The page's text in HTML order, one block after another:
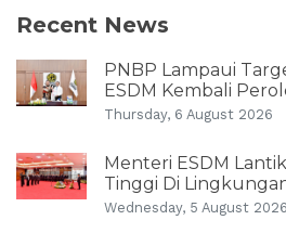
Recent News
PNBP Lampaui
ESDM Kembali
Thursday, 6 August 2026
Menteri ESDM
Tinggi Di
Wednesday, 5 August 2026